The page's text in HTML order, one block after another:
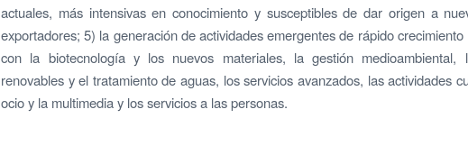
actuales, más intensivas en conocimiento y susceptibles de dar origen a
exportadores; 5) la generación de actividades emergentes de rápido crecimiento
con la biotecnología y los nuevos materiales, la gestión medioambiental,
renovables y el tratamiento de aguas, los servicios avanzados, las actividades
ocio y la multimedia y los servicios a las personas.